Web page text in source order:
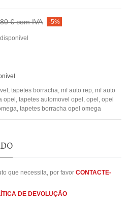
€com IVA -5%
, tapetes borracha, mf auto rep, mf auto
opel , tapetes automovel opel , opel , opel
, tapetes borracha opel omega
que necessita, por favor CONTACTE-
DE DEVOLUÇÃO